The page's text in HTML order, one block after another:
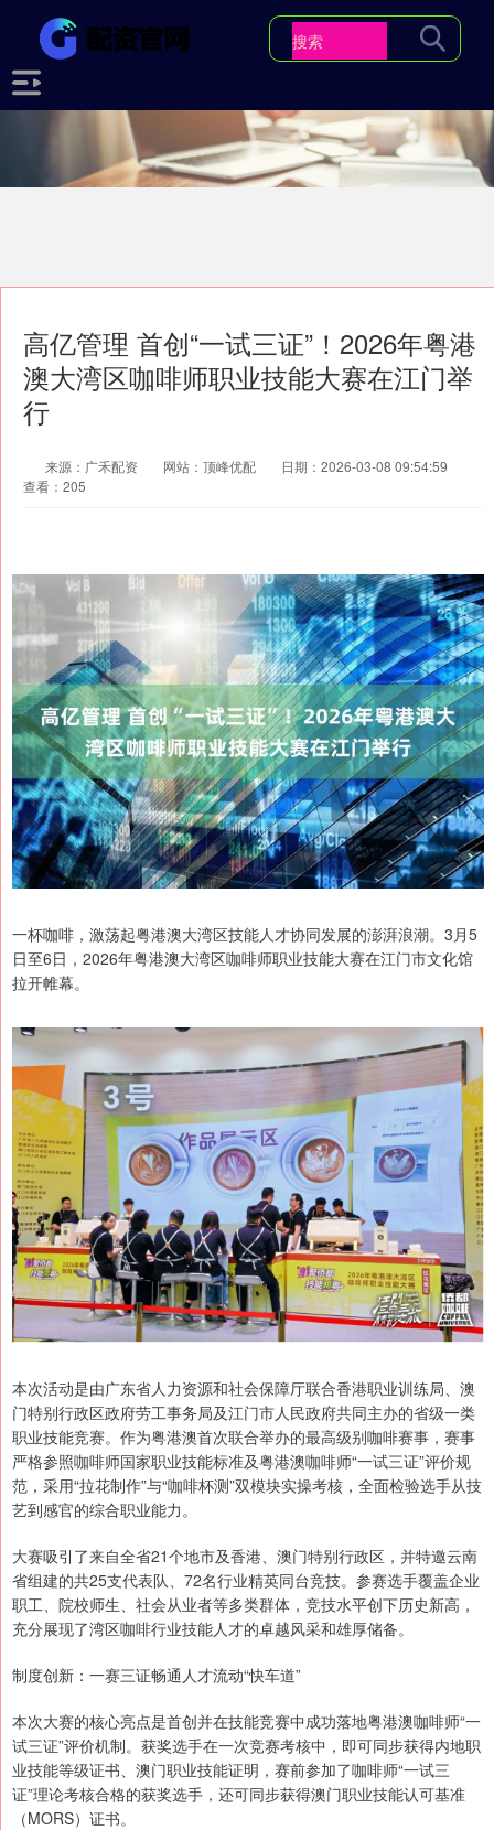
高亿管理 首创“一试三证”！2026年粤港
澳大湾区咖啡师职业技能大赛在江门举
行
来源：广禾配资 网站：顶峰优配
日期：2026-03-08 09:54:59
查看：205
一杯咖啡，激荡起粤港澳大湾区技能人才协同发展的澎湃浪潮。3月5
日至6日，2026年粤港澳大湾区咖啡师职业技能大赛在江门市文化馆
拉开帷幕。
本次活动是由广东省人力资源和社会保障厅联合香港职业训练局、澳
门特别行政区政府劳工事务局及江门市人民政府共同主办的省级一类
职业技能竞赛。作为粤港澳首次联合举办的最高级别咖啡赛事，赛事
严格参照咖啡师国家职业技能标准及粤港澳咖啡师“一试三证”评价规
范，采用“拉花制作”与“咖啡杯测”双模块实操考核，全面检验选手从技
艺到感官的综合职业能力。
大赛吸引了来自全省21个地市及香港、澳门特别行政区，并特邀云南
省组建的共25支代表队、72名行业精英同台竞技。参赛选手覆盖企业
职工、院校师生、社会从业者等多类群体，竞技水平创下历史新高，
充分展现了湾区咖啡行业技能人才的卓越风采和雄厚储备。
制度创新：一赛三证畅通人才流动“快车道”
本次大赛的核心亮点是首创并在技能竞赛中成功落地粤港澳咖啡师“一
试三证”评价机制。获奖选手在一次竞赛考核中，即可同步获得内地职
业技能等级证书、澳门职业技能证明，赛前参加了咖啡师“一试三
证”理论考核合格的获奖选手，还可同步获得澳门职业技能认可基准
（MORS）证书。